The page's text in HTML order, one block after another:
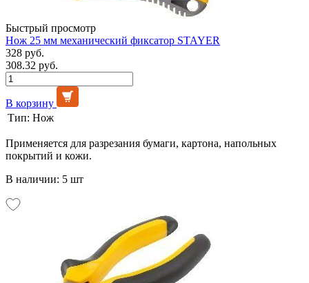
Быстрый просмотр
Нож 25 мм механический фиксатор STAYER
328 руб.
308.32 руб.
В корзину
Тип: Нож
Применяется для разрезания бумаги, картона, напольных
покрытий и кожи.
В наличии: 5 шт